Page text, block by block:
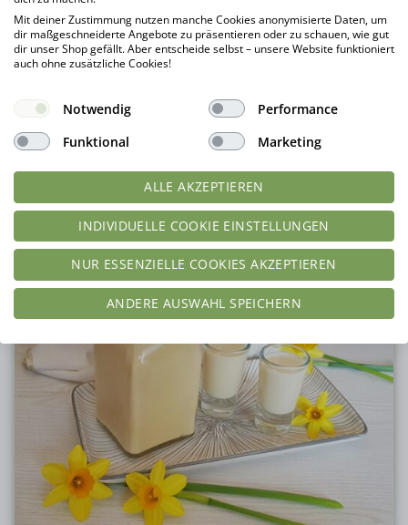
Rezept Eierlikör Mohn Haserl am Stiel lowcarb glutenfrei
Nährwerte pro Portion
Kalorien:
Kohlenhydrate:
Protein:1g Fett:3g
Mit deiner Zustimmung nutzen manche Cookies anonymisierte Daten, um
dir maßgeschneiderte Angebote zu präsentieren oder zu schauen, wie gut
dir unser Shop gefällt. Aber entscheide selbst – unsere Website funktioniert
auch ohne zusätzliche Cookies!
Notwendig
Performance
Funktional
Marketing
ALLE AKZEPTIEREN
INDIVIDUELLE COOKIE EINSTELLUNGEN
NUR ESSENZIELLE COOKIES AKZEPTIEREN
ANDERE AUSWAHL SPEICHERN